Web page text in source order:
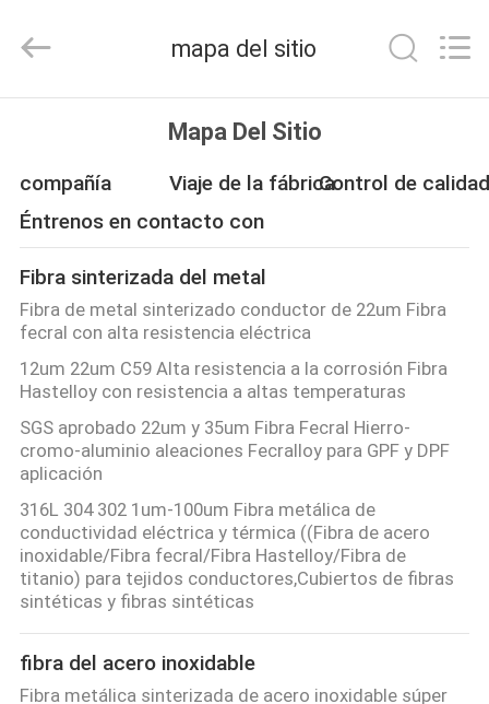
PRODUCTOS
VÍDEOS
DEMOSTRACIÓN
DE
VR
SOBRE
NOSOTROS
VIAJE
DE
LA
FÁBRICA
Materials
Rights
mapa del sitio
Mapa Del Sitio
compañía Viaje de la fábricaControl de
Éntrenos en contacto con
Fibra sinterizada del metal
Fibra de metal sinterizado conductor de 22um Fibra
fecral con alta resistencia eléctrica
12um 22um C59 Alta resistencia a la corrosión Fibra
Hastelloy con resistencia a altas temperaturas
SGS aprobado 22um y 35um Fibra Fecral Hierro-
cromo-aluminio aleaciones Fecralloy para GPF y DPF
aplicación
316L 304 302 1um-100um Fibra metálica de
conductividad eléctrica y térmica ((Fibra de acero
inoxidable/Fibra fecral/Fibra Hastelloy/Fibra de
titanio) para tejidos conductores,Cubiertos de fibras
sintéticas y fibras sintéticas
fibra del acero inoxidable
Fibra metálica sinterizada de acero inoxidable súper